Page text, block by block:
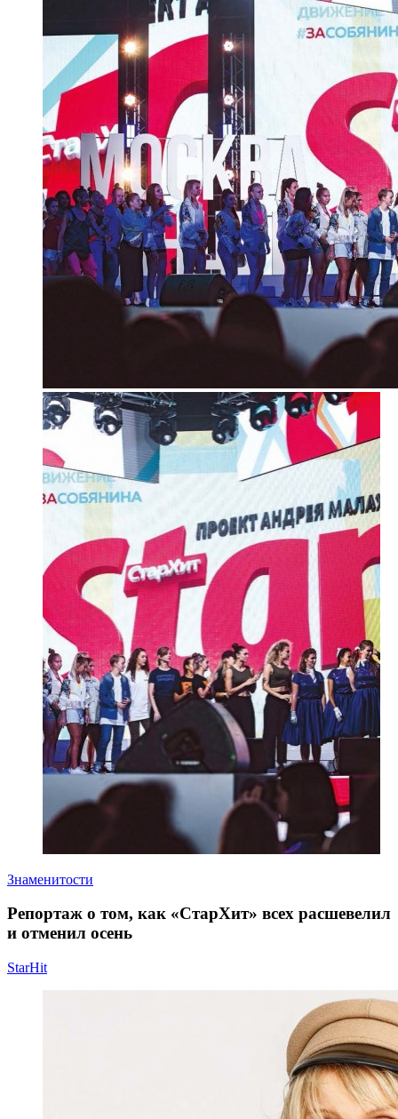
Знаменитости
Репортаж о том, как «СтарХит» всех расшевелил
и отменил осень
StarHit